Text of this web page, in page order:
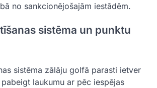
no sankcionējošajām iestādēm.
sistēma un punktu
sistēma zālāju golfā parasti ietver
laukumu ar pēc iespējas